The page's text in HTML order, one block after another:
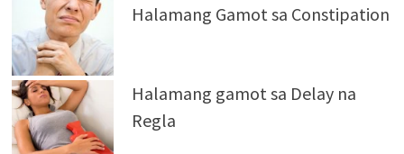
Halamang Gamot sa Constipation
Halamang gamot sa Delay na
Regla